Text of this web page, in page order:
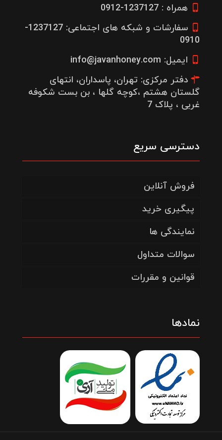
همراه : 1237127-0912
سفارشات و شبکه های اجتماعی: 1237127-
0910
ایمیل: info@javanhoney.com
دفتر مرکزی: تهران، پاسداران، انتهای
گلستان هشتم ،کوچه گلها ، بن بست شکوفه
غربی ، پلاک 7
دسترسی سریع
فروش آنلاین
پیگیری خرید
نمایندگی ها
سوالات متداول
قوانین و مقررات
نمادها